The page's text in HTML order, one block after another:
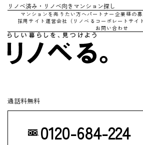
通話料無料
0120-684-224
リノベ済み・リノベ向きマンション探し
マンションを売りたい方へパートナー企業様の
採用サイト 運営会社（リノべるコーポレートサイト
お問い合わせ